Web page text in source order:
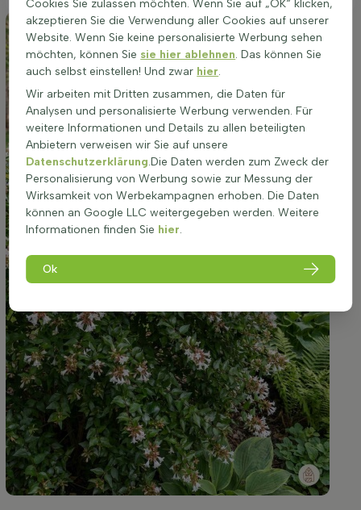
Cookies Sie zulassen möchten. Wenn Sie auf „OK“ klicken,
akzeptieren Sie die Verwendung aller Cookies auf unserer
Website. Wenn Sie keine personalisierte Werbung sehen
möchten, können Sie sie hier ablehnen. Das können Sie
auch selbst einstellen! Und zwar hier.
Wir arbeiten mit Dritten zusammen, die Daten für
Analysen und personalisierte Werbung verwenden. Für
weitere Informationen und Details zu allen beteiligten
Anbietern verweisen wir Sie auf unsere
Datenschutzerklärung.Die Daten werden zum Zweck der
Personalisierung von Werbung sowie zur Messung der
Wirksamkeit von Werbekampagnen erhoben. Die Daten
können an Google LLC weitergegeben werden. Weitere
Informationen finden Sie hier.
Ok